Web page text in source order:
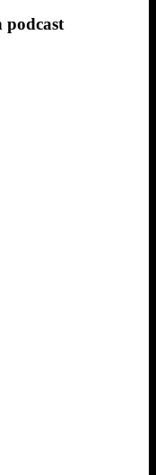
podcast